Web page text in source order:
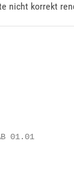
nicht korrekt
01.01